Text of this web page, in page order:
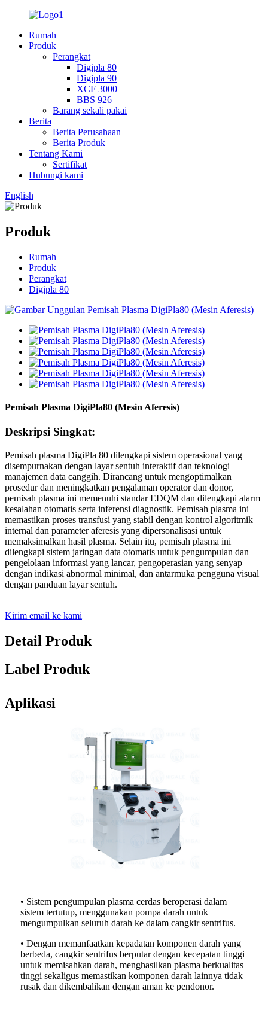
Rumah
Produk
Perangkat
Digipla 80
Digipla 90
XCF 3000
BBS 926
Barang sekali pakai
Berita
Berita Perusahaan
Berita Produk
Tentang Kami
Sertifikat
Hubungi kami
English
Produk
Rumah
Produk
Perangkat
Digipla 80
Pemisah Plasma DigiPla80 (Mesin Aferesis)
Deskripsi Singkat:
Pemisah plasma DigiPla 80 dilengkapi sistem operasional yang
disempurnakan dengan layar sentuh interaktif dan teknologi
manajemen data canggih. Dirancang untuk mengoptimalkan
prosedur dan meningkatkan pengalaman operator dan donor,
pemisah plasma ini memenuhi standar EDQM dan dilengkapi alarm
kesalahan otomatis serta inferensi diagnostik. Pemisah plasma ini
memastikan proses transfusi yang stabil dengan kontrol algoritmik
internal dan parameter aferesis yang dipersonalisasi untuk
memaksimalkan hasil plasma. Selain itu, pemisah plasma ini
dilengkapi sistem jaringan data otomatis untuk pengumpulan dan
pengelolaan informasi yang lancar, pengoperasian yang senyap
dengan indikasi abnormal minimal, dan antarmuka pengguna visual
dengan panduan layar sentuh.
Kirim email ke kami
Detail Produk
Label Produk
Aplikasi
• Sistem pengumpulan plasma cerdas beroperasi dalam
sistem tertutup, menggunakan pompa darah untuk
mengumpulkan seluruh darah ke dalam cangkir sentrifus.
• Dengan memanfaatkan kepadatan komponen darah yang
berbeda, cangkir sentrifus berputar dengan kecepatan tinggi
untuk memisahkan darah, menghasilkan plasma berkualitas
tinggi sekaligus memastikan komponen darah lainnya tidak
rusak dan dikembalikan dengan aman ke pendonor.